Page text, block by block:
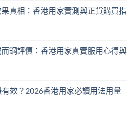
真相：香港用家實測與正貨購買指
鋼評價：香港用家真實服用心得與
效？2026香港用家必讀用法用量